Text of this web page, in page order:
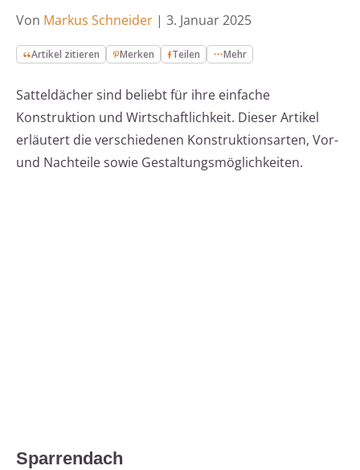
Von Markus Schneider | 3. Januar 2025
Artikel zitieren Merken Teilen Mehr
Satteldächer sind beliebt für ihre einfache
Konstruktion und Wirtschaftlichkeit. Dieser Artikel
erläutert die verschiedenen Konstruktionsarten, Vor-
und Nachteile sowie Gestaltungsmöglichkeiten.
Sparrendach